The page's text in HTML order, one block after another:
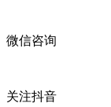
微信咨询
关注抖音